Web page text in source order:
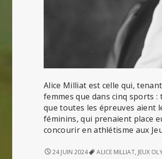
Alice Milliat est celle qui,
femmes que dans cinq sports
que toutes les épreuves aient
féminins, qui prenaient place
concourir en athlétisme aux
ALICE
24 JUIN 2024 ALICE MILLIAT, JEUX